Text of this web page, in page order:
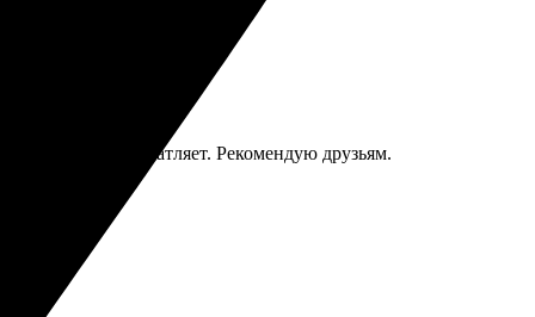
Качество впечатляет. Рекомендую друзьям.